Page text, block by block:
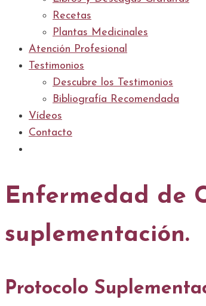
Recetas
Plantas Medicinales
Atención Profesional
Testimonios
Descubre los Testimonios
Bibliografía Recomendada
Vídeos
Contacto
Enfermedad de
suplementación.
Protocolo